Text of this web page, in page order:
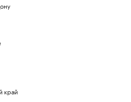
край